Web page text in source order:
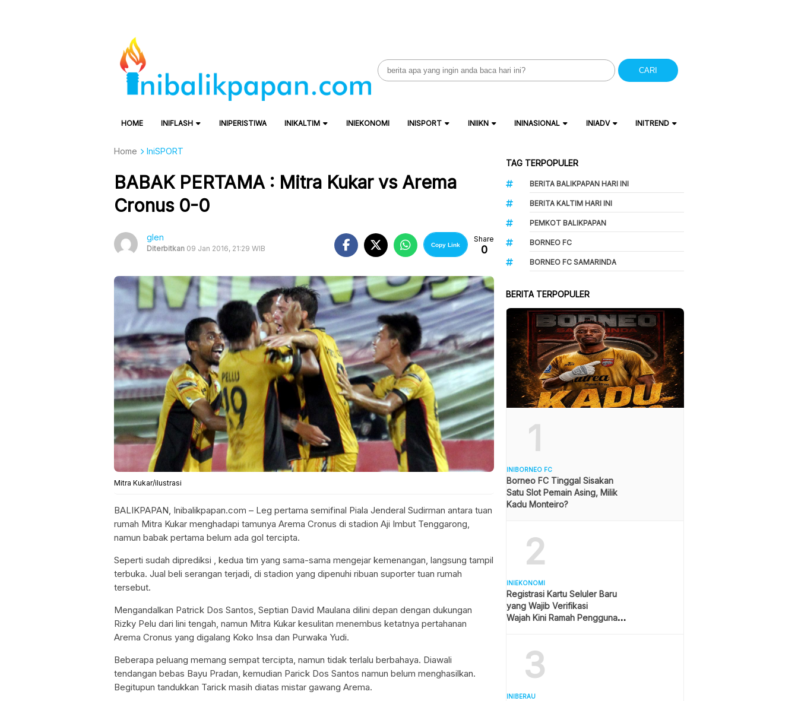
Search
for:
CARI
HOME INIFLASH INIPERISTIWA INIKALTIM INIEKONOMI INISPORT INIIKN ININASIONAL INIADV INITREND
Home IniSPORT
BABAK PERTAMA : Mitra Kukar vs Arema
Cronus 0-0
glen
Diterbitkan 09 Jan 2016, 21:29 WIB Copy Link
Share
0
Mitra Kukar/ilustrasi
BALIKPAPAN, Inibalikpapan.com – Leg pertama semifinal Piala Jenderal Sudirman antara tuan
rumah Mitra Kukar menghadapi tamunya Arema Cronus di stadion Aji Imbut Tenggarong,
namun babak pertama belum ada gol tercipta.
Seperti sudah diprediksi , kedua tim yang sama-sama mengejar kemenangan, langsung tampil
terbuka. Jual beli serangan terjadi, di stadion yang dipenuhi ribuan suporter tuan rumah
tersebut.
Mengandalkan Patrick Dos Santos, Septian David Maulana dilini depan dengan dukungan
Rizky Pelu dari lini tengah, namun Mitra Kukar kesulitan menembus ketatnya pertahanan
Arema Cronus yang digalang Koko Insa dan Purwaka Yudi.
Beberapa peluang memang sempat tercipta, namun tidak terlalu berbahaya. Diawali
tendangan bebas Bayu Pradan, kemudian Parick Dos Santos namun belum menghasilkan.
Begitupun tandukkan Tarick masih diatas mistar gawang Arema.
TAG TERPOPULER
BERITA BALIKPAPAN HARI INI
BERITA KALTIM HARI INI
PEMKOT BALIKPAPAN
BORNEO FC
BORNEO FC SAMARINDA
BERITA TERPOPULER
1
INIBORNEO FC
Borneo FC Tinggal Sisakan
Satu Slot Pemain Asing, Milik
Kadu Monteiro?
2
INIEKONOMI
Registrasi Kartu Seluler Baru
yang Wajib Verifikasi
Wajah Kini Ramah Pengguna
3
INIBERAU